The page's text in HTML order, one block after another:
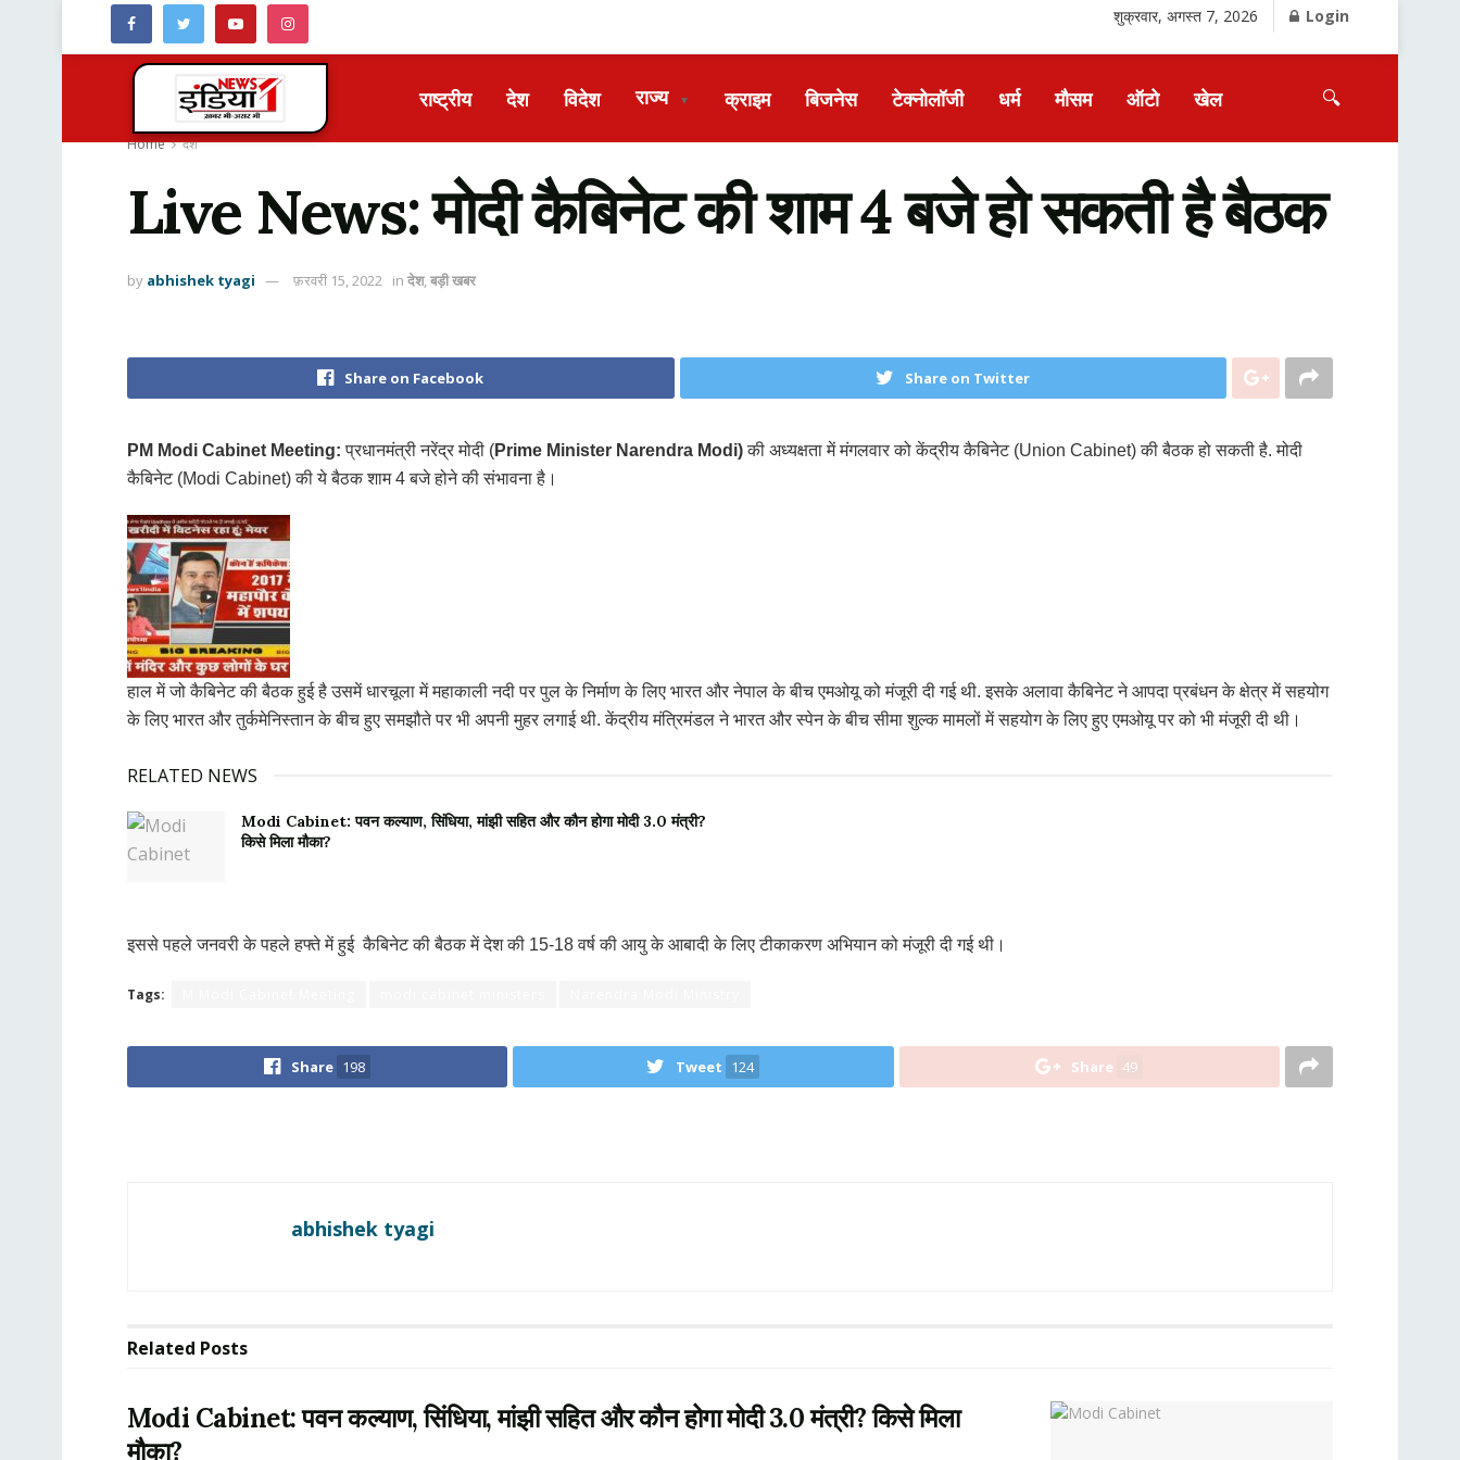
शुक्रवार, अगस्त 7, 2026 Login
राष्ट्रीय देश विदेश राज्य ▼ क्राइम बिजनेस टेक्नोलॉजी धर्म मौसम ऑटो खेल 🔍
Home देश
Live News: मोदी कैबिनेट की शाम 4 बजे हो सकती है बैठक
by abhishek tyagi फ़रवरी 15, 2022 in देश,बड़ी खबर
Share on Facebook Share on Twitter
PM Modi Cabinet Meeting:प्रधानमंत्री नरेंद्र मोदी (Prime Minister Narendra Modi)की अध्यक्षता में मंगलवार को केंद्रीय कैबिनेट (Union Cabinet) की बैठक हो सकती है. मोदी
कैबिनेट (Modi Cabinet) की ये बैठक शाम 4 बजे होने की संभावना है।
हाल में जो कैबिनेट की बैठक हुई है उसमें धारचूला में महाकाली नदी पर पुल के निर्माण के लिए भारत और नेपाल के बीच एमओयू को मंजूरी दी गई थी. इसके अलावा कैबिनेट ने आपदा प्रबंधन के क्षेत्र में सहयोग
के लिए भारत और तुर्कमेनिस्तान के बीच हुए समझौते पर भी अपनी मुहर लगाई थी. केंद्रीय मंत्रिमंडल ने भारत और स्पेन के बीच सीमा शुल्क मामलों में सहयोग के लिए हुए एमओयू पर को भी मंजूरी दी थी।
RELATED NEWS
Modi Cabinet: पवन कल्याण, सिंधिया, मांझी सहित और कौन होगा मोदी 3.0 मंत्री?
किसे मिला मौका?
इससे पहले जनवरी के पहले हफ्ते में हुई कैबिनेट की बैठक में देश की 15-18 वर्ष की आयु के आबादी के लिए टीकाकरण अभियान को मंजूरी दी गई थी।
Tags:
Share 198 Tweet 124 Share 49
abhishek tyagi
Related Posts
Modi Cabinet: पवन कल्याण, सिंधिया, मांझी सहित और कौन होगा मोदी 3.0 मंत्री? किसे मिला
मौका?